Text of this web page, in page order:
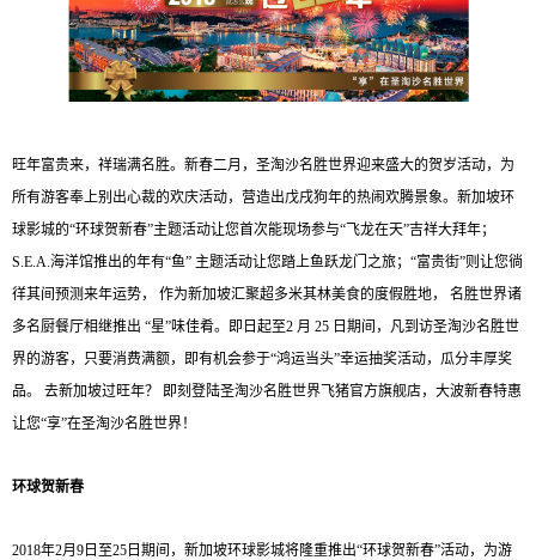
旺年富贵来，祥瑞满名胜。新春二月，圣淘沙名胜世界迎来盛大的贺岁活动，为
所有游客奉上别出心裁的欢庆活动，营造出戊戌狗年的热闹欢腾景象。新加坡环
球影城的“环球贺新春”主题活动让您首次能现场参与“飞龙在天”吉祥大拜年；
S.E.A.海洋馆推出的年有“鱼” 主题活动让您踏上鱼跃龙门之旅；“富贵街”则让您徜
徉其间预测来年运势， 作为新加坡汇聚超多米其林美食的度假胜地， 名胜世界诸
多名厨餐厅相继推出 “星”味佳肴。即日起至2 月 25 日期间，凡到访圣淘沙名胜世
界的游客，只要消费满额，即有机会参于“鸿运当头”幸运抽奖活动，瓜分丰厚奖
品。 去新加坡过旺年？ 即刻登陆圣淘沙名胜世界飞猪官方旗舰店，大波新春特惠
让您“享”在圣淘沙名胜世界！
环球贺新春
2018年2月9日至25日期间，新加坡环球影城将隆重推出“环球贺新春”活动，为游